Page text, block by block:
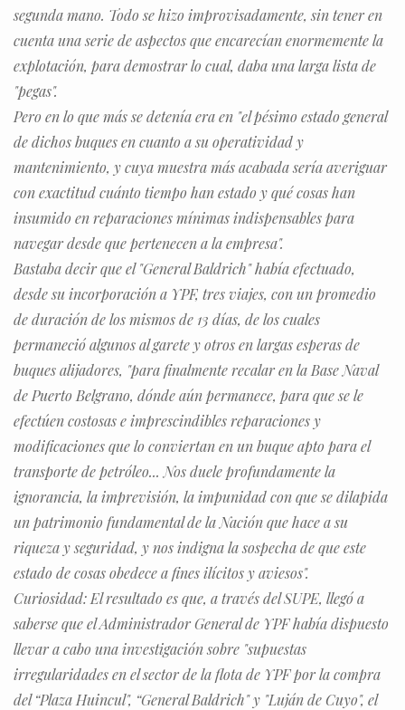
segunda mano. Todo se hizo improvisadamente, sin tener en
cuenta una serie de aspectos que encarecían enormemente la
explotación, para demostrar lo cual, daba una larga lista de
"pegas".
Pero en lo que más se detenía era en "el pésimo estado general
de dichos buques en cuanto a su operatividad y
mantenimiento, y cuya muestra más acabada sería averiguar
con exactitud cuánto tiempo han estado y qué cosas han
insumido en reparaciones mínimas indispensables para
navegar desde que pertenecen a la empresa".
Bastaba decir que el "General Baldrich" había efectuado,
desde su incorporación a YPF, tres viajes, con un promedio
de duración de los mismos de 13 días, de los cuales
permaneció algunos al garete y otros en largas esperas de
buques alijadores, "para finalmente recalar en la Base Naval
de Puerto Belgrano, dónde aún permanece, para que se le
efectúen costosas e imprescindibles reparaciones y
modificaciones que lo conviertan en un buque apto para el
transporte de petróleo... Nos duele profundamente la
ignorancia, la imprevisión, la impunidad con que se dilapida
un patrimonio fundamental de la Nación que hace a su
riqueza y seguridad, y nos indigna la sospecha de que este
estado de cosas obedece a fines ilícitos y aviesos".
Curiosidad: El resultado es que, a través del SUPE, llegó a
saberse que el Administrador General de YPF había dispuesto
llevar a cabo una investigación sobre "supuestas
irregularidades en el sector de la flota de YPF por la compra
del “Plaza Huincul", “General Baldrich" y "Luján de Cuyo", el